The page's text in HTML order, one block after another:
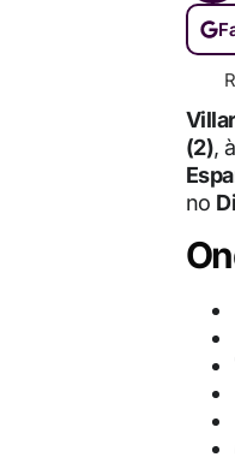
(2),
no